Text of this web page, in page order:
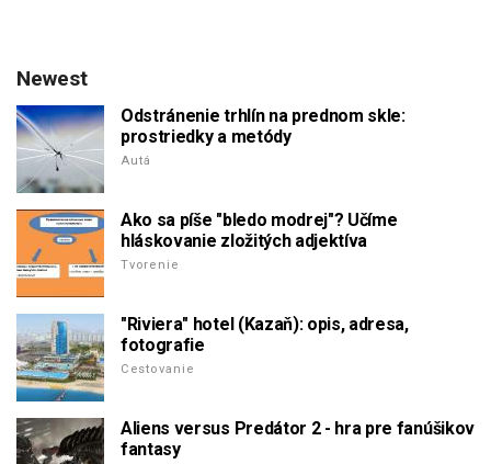
Newest
Odstránenie trhlín na prednom skle:
prostriedky a metódy
Autá
Ako sa píše "bledo modrej"? Učíme
hláskovanie zložitých adjektíva
Tvorenie
"Riviera" hotel (Kazaň): opis, adresa,
fotografie
Cestovanie
Aliens versus Predátor 2 - hra pre fanúšikov
fantasy